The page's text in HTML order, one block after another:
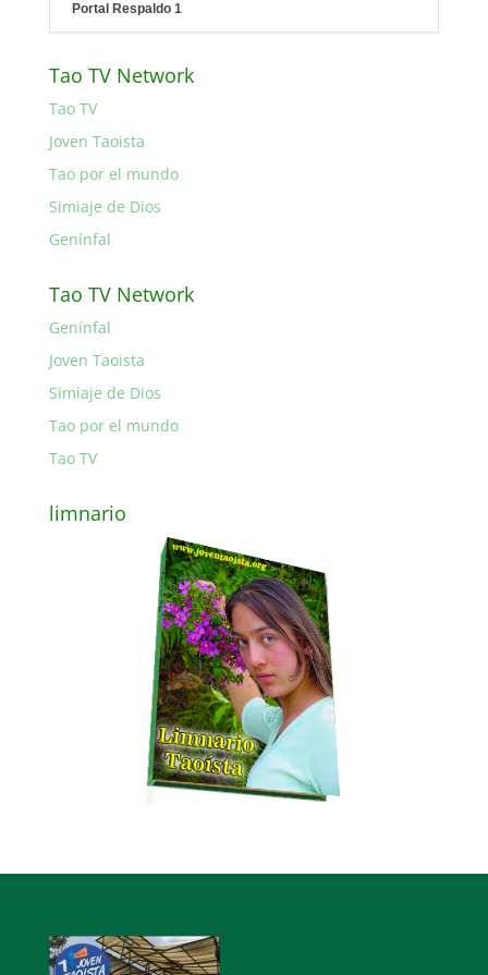
Portal Respaldo 1
Tao TV Network
Tao TV
Joven Taoista
Tao por el mundo
Simiaje de Dios
Genínfal
Tao TV Network
Genínfal
Joven Taoista
Simiaje de Dios
Tao por el mundo
Tao TV
limnario
Reproductor
de